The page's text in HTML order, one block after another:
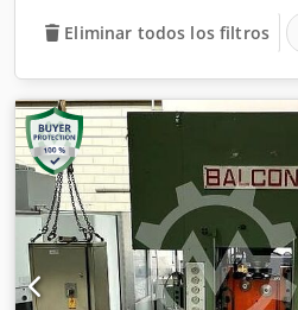
Eliminar todos los filtros